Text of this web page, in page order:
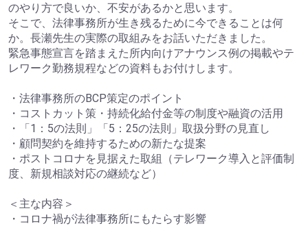
のやり方で良いか、不安があるかと思います。
そこで、法律事務所が生き残るために今できることは何
か。長瀬先生の実際の取組みをお話いただきました。
緊急事態宣言を踏まえた所内向けアナウンス例の掲載やテ
レワーク勤務規程などの資料もお付けします。
・法律事務所のBCP策定のポイント
・コストカット策・持続化給付金等の制度や融資の活用
・「1：5の法則」「5：25の法則」取扱分野の見直し
・顧問契約を維持するための新たな提案
・ポストコロナを見据えた取組（テレワーク導入と評価制
度、新規相談対応の継続など）
＜主な内容＞
・コロナ禍が法律事務所にもたらす影響